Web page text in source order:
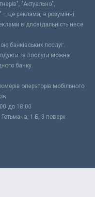
"Актуально",
це реклама, в розумінні
відповідальність несе
банківських послуг.
та послуги можна
банку.
операторів мобільного
до 18:00
1-Б, 3 поверх